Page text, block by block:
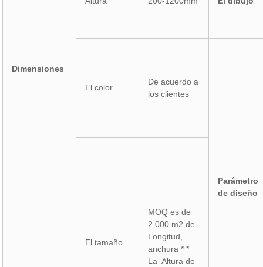
Dimensiones
El color
De acuerdo a
los clientes
Parámetro
de diseño
El tamaño
MOQ es de
2.000 m2 de
Longitud,
anchura * *
La Altura de